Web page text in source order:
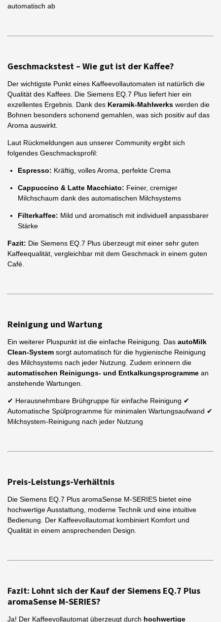
automatisch ab
Geschmackstest – Wie gut ist der Kaffee?
Der wichtigste Punkt eines Kaffeevollautomaten ist natürlich die
Qualität des Kaffees. Die Siemens EQ.7 Plus liefert hier ein
exzellentes Ergebnis. Dank des Keramik-Mahlwerks werden die
Bohnen besonders schonend gemahlen, was sich positiv auf das
Aroma auswirkt.
Laut Rückmeldungen aus unserer Community ergibt sich
folgendes Geschmacksprofil:
Espresso: Kräftig, volles Aroma, perfekte Crema
Cappuccino & Latte Macchiato: Feiner, cremiger
Milchschaum dank des automatischen Milchsystems
Filterkaffee: Mild und aromatisch mit individuell anpassbarer
Stärke
Fazit: Die Siemens EQ.7 Plus überzeugt mit einer sehr guten
Kaffeequalität, vergleichbar mit dem Geschmack in einem guten
Café.
Reinigung und Wartung
Ein weiterer Pluspunkt ist die einfache Reinigung. Das autoMilk
Clean-System sorgt automatisch für die hygienische Reinigung
des Milchsystems nach jeder Nutzung. Zudem erinnern die
automatischen Reinigungs- und Entkalkungsprogramme an
anstehende Wartungen.
✔ Herausnehmbare Brühgruppe für einfache Reinigung ✔
Automatische Spülprogramme für minimalen Wartungsaufwand ✔
Milchsystem-Reinigung nach jeder Nutzung
Preis-Leistungs-Verhältnis
Die Siemens EQ.7 Plus aromaSense M-SERIES bietet eine
hochwertige Ausstattung, moderne Technik und eine intuitive
Bedienung. Der Kaffeevollautomat kombiniert Komfort und
Qualität in einem ansprechenden Design.
Fazit: Lohnt sich der Kauf der Siemens EQ.7 Plus
aromaSense M-SERIES?
Ja! Der Kaffeevollautomat überzeugt durch hochwertige